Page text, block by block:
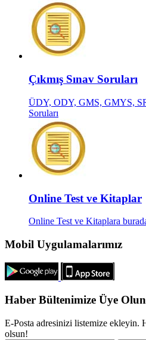
Çıkmış Sınav Soruları
ÜDY, ODY, GMS, GMYS,
Soruları
Online Test ve Kitaplar
Online Test ve Kitaplara
Mobil Uygulamalarımız
Haber Bültenimize Üye
E-Posta adresinizi listemize ekleyin.
olsun!